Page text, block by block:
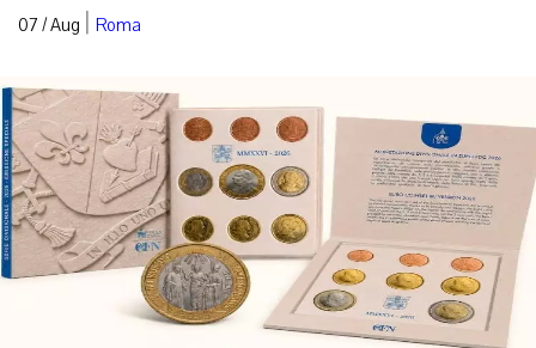
07 / Aug | Roma